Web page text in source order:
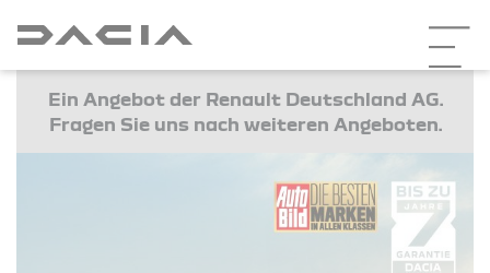
Ein Angebot der Renault Deutschland AG.
Fragen Sie uns nach weiteren Angeboten.